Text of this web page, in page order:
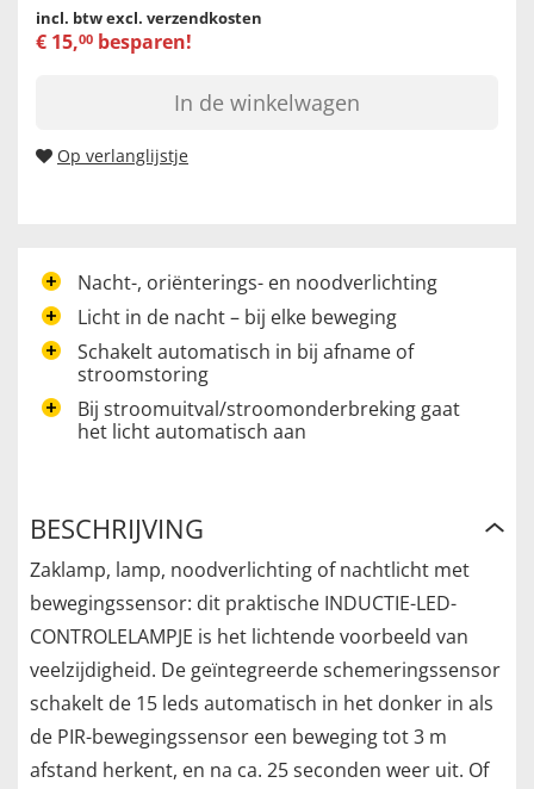
incl. btwexcl. verzendkosten
€ 15,00 besparen!
In de winkelwagen
Op verlanglijstje
Nacht-, oriënterings- en noodverlichting
Licht in de nacht – bij elke beweging
Schakelt automatisch in bij afname of
stroomstoring
Bij stroomuitval/stroomonderbreking gaat
het licht automatisch aan
BESCHRIJVING
Zaklamp, lamp, noodverlichting of nachtlicht met
bewegingssensor: dit praktische INDUCTIE-LED-
CONTROLELAMPJE is het lichtende voorbeeld van
veelzijdigheid. De geïntegreerde schemeringssensor
schakelt de 15 leds automatisch in het donker in als
de PIR-bewegingssensor een beweging tot 3 m
afstand herkent, en na ca. 25 seconden weer uit. Of